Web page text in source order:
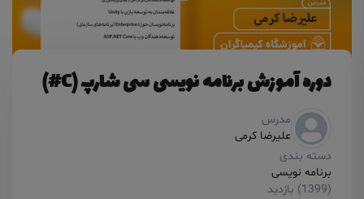
دوره آموزش برنامه نویسی سی شارپ (C#)
مدرس
علیرضا کرمی
دسته بندی
برنامه نویسی
(1399) بازدید